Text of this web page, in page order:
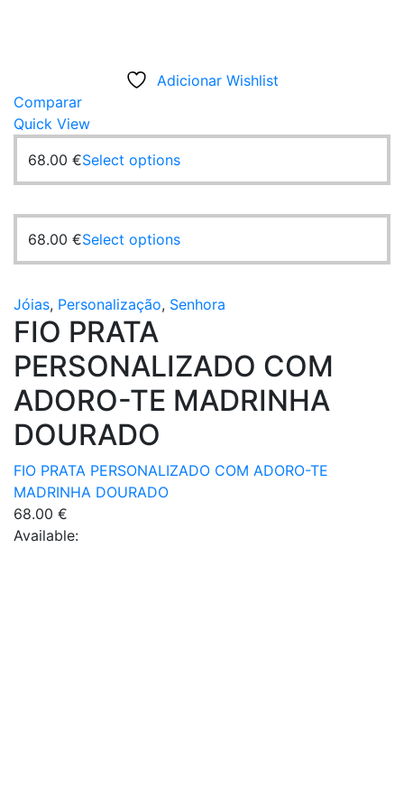
Adicionar Wishlist
Comparar
Quick View
68.00 €Select options
68.00 €Select options
Jóias, Personalização, Senhora
FIO PRATA
PERSONALIZADO COM
ADORO-TE MADRINHA
DOURADO
FIO PRATA PERSONALIZADO COM ADORO-TE
MADRINHA DOURADO
68.00 €
Available: